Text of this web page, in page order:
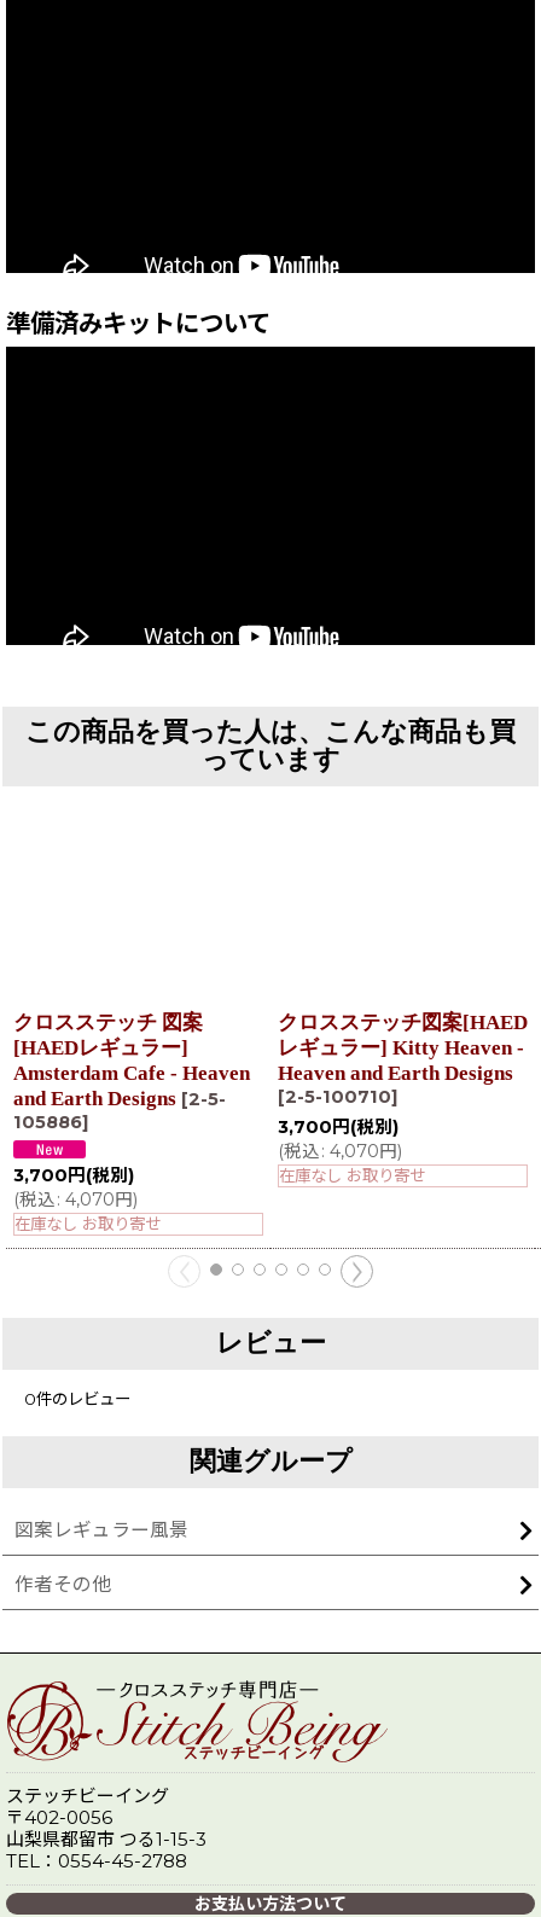
準備済みキットについて
この商品を買った人は、こんな商品も買
っています
クロスステッチ 図案
[HAEDレギュラー]
Amsterdam Cafe - Heaven
and Earth Designs [2-5-
105886]
3,700 円 (税別)
(税込: 4,070円)
在庫なし お取り寄せ
クロスステッチ図案[HAED
レギュラー] Kitty Heaven -
Heaven and Earth Designs
[2-5-100710]
3,700 円 (税別)
(税込: 4,070円)
在庫なし お取り寄せ
レビュー
0件のレビュー
関連グループ
図案レギュラー風景
作者その他
ステッチビーイング
〒402-0056
山梨県都留市 つる1-15-3
TEL：0554-45-2788
お支払い方法ついて